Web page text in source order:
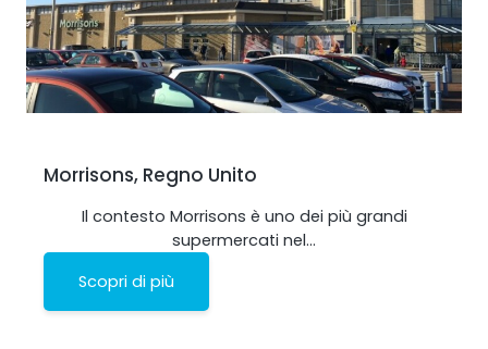
Morrisons, Regno Unito
Il contesto Morrisons è uno dei più grandi
supermercati nel…
Scopri di più